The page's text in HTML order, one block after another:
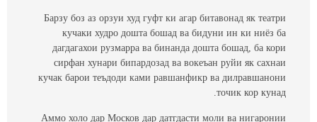
Барзу боз аз орзуи худ гуфт ки агар битавонад як театри
кучаки худро дошта бошад ва бидуни ин ки ниёз ба
дагдагахои рузмарра ва бинанда дошта бошад, ба кори
сирфан хунари бипардозад ва вокеъан руйи як сахнаи
кучак барои теъдоди ками равшанфикр ва дилравшанони
точик кор кунад.
Аммо холо дар Москов дар датгдасти моли ва нигаронии